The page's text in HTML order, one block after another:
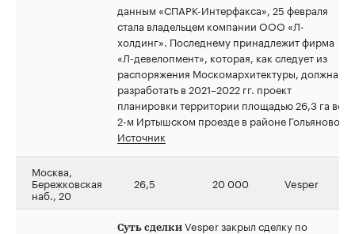
данным «СПАРК-Интерфакса», 25 февраля
стала владельцем компании ООО «Л-
холдинг». Последнему принадлежит фирма
«Л-девелопмент», которая, как следует из
распоряжения Москомархитектуры, должна
разработать в 2021–2022 гг. проект
планировки территории площадью 26,3 га во
2-м Иртышском проезде в районе Гольяново.
Источник
Москва,
Бережковская
наб., 20
26,5 20 000 Vesper
Суть сделки Vesper закрыл сделку по